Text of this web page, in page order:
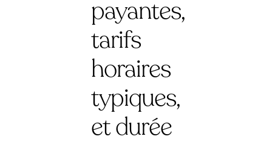
payantes,
tarifs
horaires
typiques,
et durée